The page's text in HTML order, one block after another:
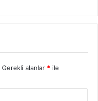
Gerekli alanlar * ile